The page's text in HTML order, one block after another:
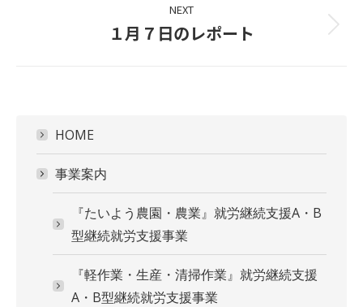
NEXT
Next
１月７日のレポート
HOME
事業案内
『たいよう農園・農業』就労継続支援A・B
型継続就労支援事業
『軽作業・生産・清掃作業』就労継続支援
A・B型継続就労支援事業